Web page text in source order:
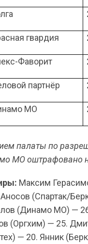
гвардия
Фаворит
партнёр
МО
палаты по
МО оштрафовано
Максим
(Спартак/
(Динамо МО) —
(Оргхим) — 25.
— 20. Янник